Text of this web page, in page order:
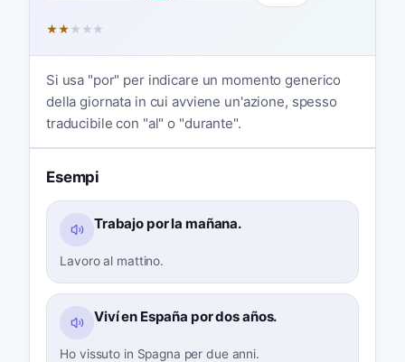
★★ ★ ★ ★
Si usa "por" per indicare un momento generico
della giornata in cui avviene un'azione, spesso
traducibile con "al" o "durante".
Esempi
Trabajo por la mañana.
Lavoro al mattino.
Viví en España por dos años.
Ho vissuto in Spagna per due anni.